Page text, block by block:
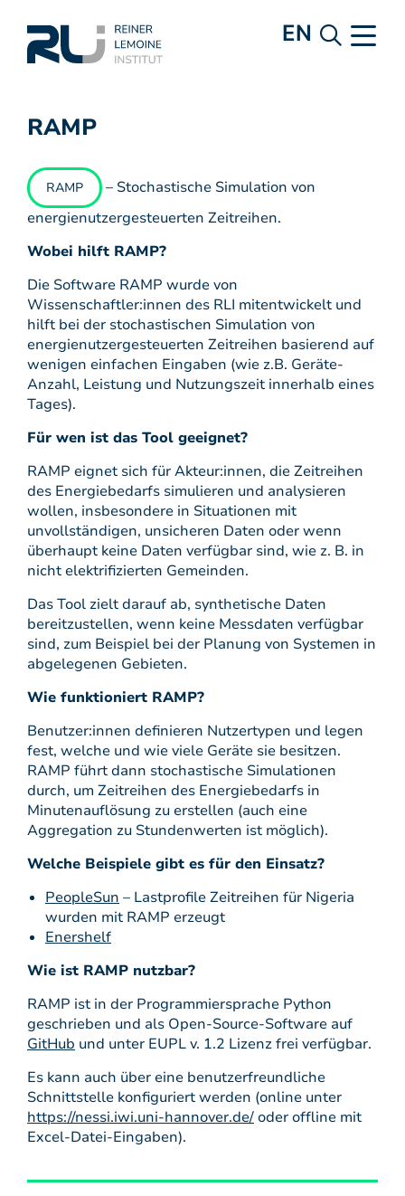
EN
RAMP
RAMP
– Stochastische Simulation von
energienutzergesteuerten Zeitreihen.
Wobei hilft RAMP?
Die Software RAMP wurde von
Wissenschaftler:innen des RLI mitentwickelt und
hilft bei der stochastischen Simulation von
energienutzergesteuerten Zeitreihen basierend auf
wenigen einfachen Eingaben (wie z.B. Geräte-
Anzahl, Leistung und Nutzungszeit innerhalb eines
Tages).
Für wen ist das Tool geeignet?
RAMP eignet sich für Akteur:innen, die Zeitreihen
des Energiebedarfs simulieren und analysieren
wollen, insbesondere in Situationen mit
unvollständigen, unsicheren Daten oder wenn
überhaupt keine Daten verfügbar sind, wie z. B. in
nicht elektrifizierten Gemeinden.
Das Tool zielt darauf ab, synthetische Daten
bereitzustellen, wenn keine Messdaten verfügbar
sind, zum Beispiel bei der Planung von Systemen in
abgelegenen Gebieten.
Wie funktioniert RAMP?
Benutzer:innen definieren Nutzertypen und legen
fest, welche und wie viele Geräte sie besitzen.
RAMP führt dann stochastische Simulationen
durch, um Zeitreihen des Energiebedarfs in
Minutenauflösung zu erstellen (auch eine
Aggregation zu Stundenwerten ist möglich).
Welche Beispiele gibt es für den Einsatz?
PeopleSun – Lastprofile Zeitreihen für Nigeria
wurden mit RAMP erzeugt
Enershelf
Wie ist RAMP nutzbar?
RAMP ist in der Programmiersprache Python
geschrieben und als Open-Source-Software auf
GitHub und unter EUPL v. 1.2 Lizenz frei verfügbar.
Es kann auch über eine benutzerfreundliche
Schnittstelle konfiguriert werden (online unter
https://nessi.iwi.uni-hannover.de/oder offline mit
Excel-Datei-Eingaben).